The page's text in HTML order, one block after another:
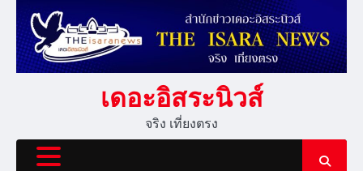
content
เดอะอิสระนิวส์
จริง เที่ยงตรง